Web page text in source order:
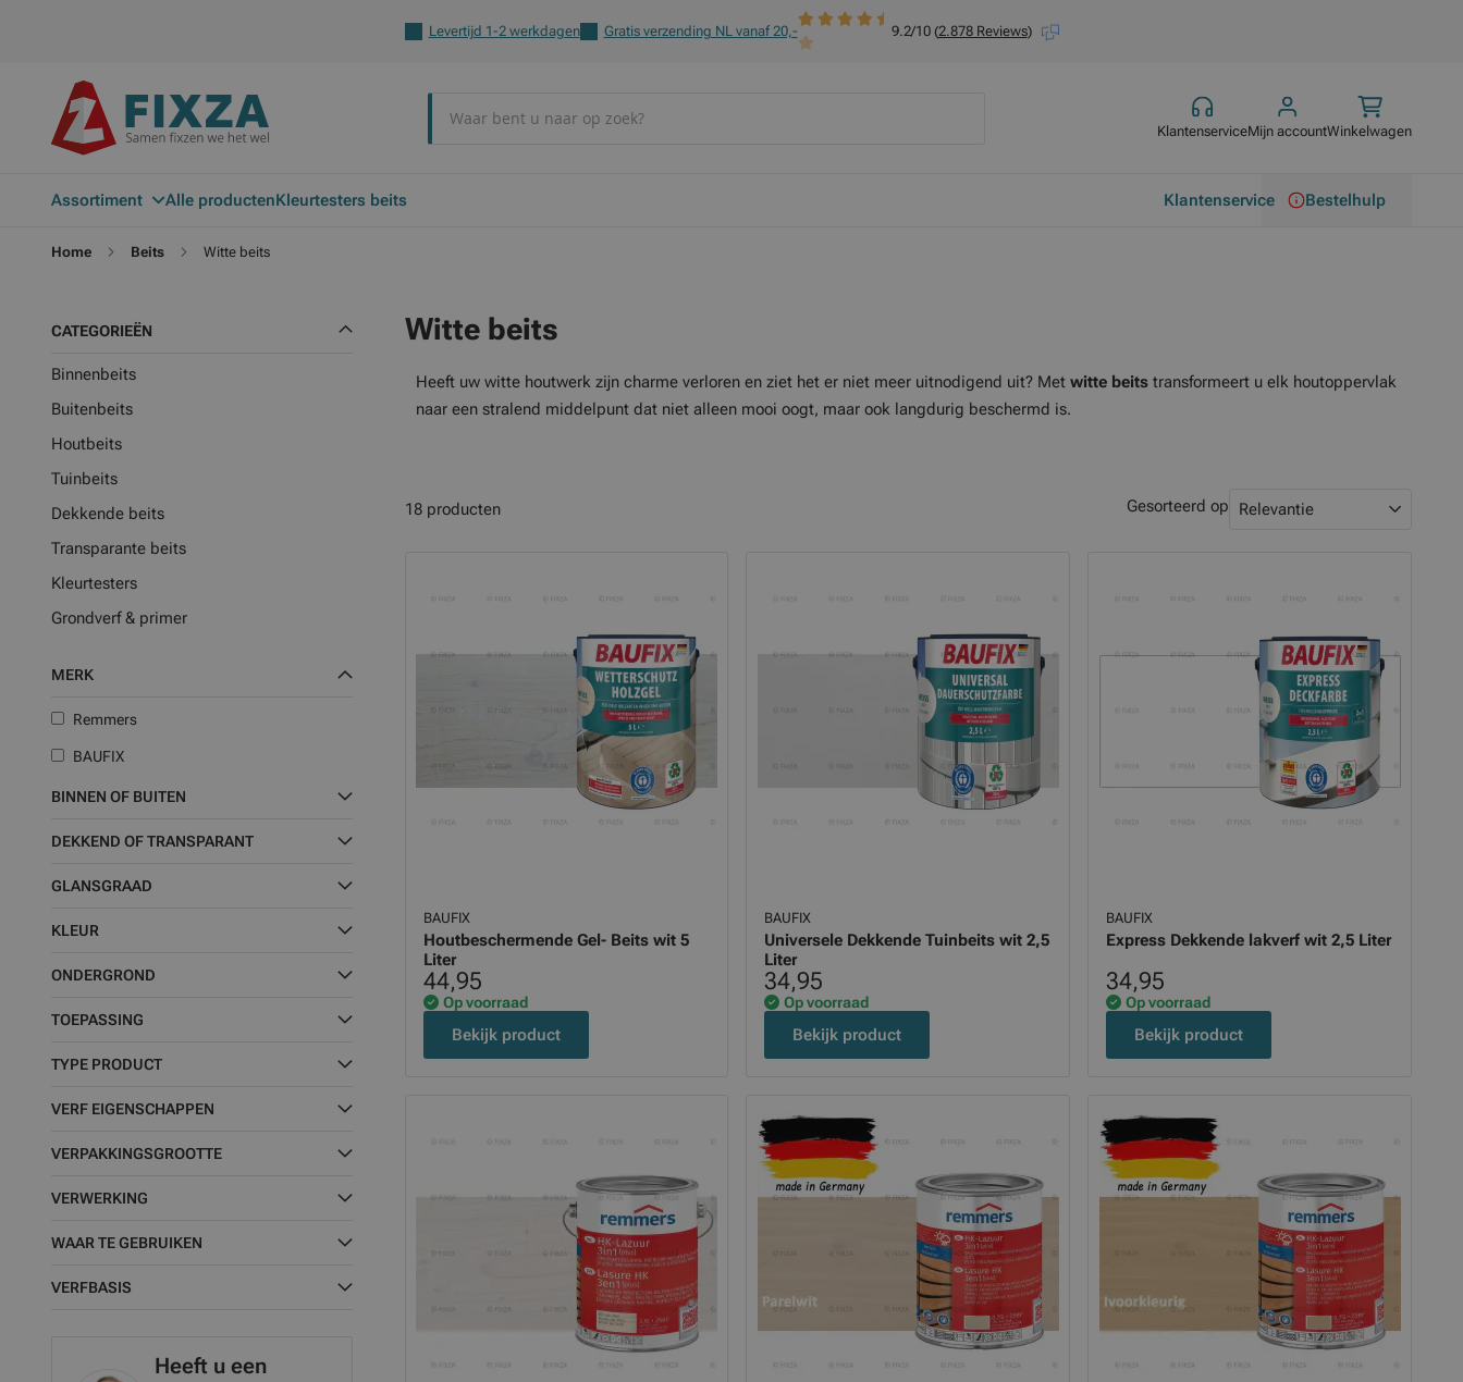
Levertijd 1-2 werkdagen Gratis verzending NL vanaf 20,- 9.2/10 (2.878 Reviews)
KlantenserviceMijn accountWinkelwagen
Assortiment Alle productenKleurtesters beits Klantenservice Bestelhulp
Home Beits Witte beits
Witte beits
Heeft uw witte houtwerk zijn charme verloren en ziet het er niet meer uitnodigend uit? Met witte beitstransformeert u elk houtoppervlak
naar een stralend middelpunt dat niet alleen mooi oogt, maar ook langdurig beschermd is.
18producten Gesorteerd op Relevantie
BAUFIX
Houtbeschermende Gel- Beits wit 5
Liter
44,95
Op voorraad
Bekijk product
BAUFIX
Universele Dekkende Tuinbeits wit 2,5
Liter
34,95
Op voorraad
Bekijk product
BAUFIX
Express Dekkende lakverf wit 2,5 Liter
34,95
Op voorraad
Bekijk product
CATEGORIEËN
Binnenbeits
Buitenbeits
Houtbeits
Tuinbeits
Dekkende beits
Transparante beits
Kleurtesters
Grondverf & primer
MERK
Remmers
BAUFIX
BINNEN OF BUITEN
DEKKEND OF TRANSPARANT
GLANSGRAAD
KLEUR
ONDERGROND
TOEPASSING
TYPE PRODUCT
VERF EIGENSCHAPPEN
VERPAKKINGSGROOTTE
VERWERKING
WAAR TE GEBRUIKEN
VERFBASIS
Heeft u een